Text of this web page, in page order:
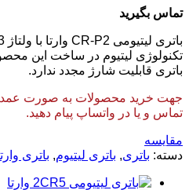
تماس بگیرید
تکنولوژی لیتیوم در ساخت این
باتری قابلیت شارژ مجدد ندارد.
جهت خرید محصولات به صورت
تماس و یا در واتساپ پیام دهید.
مقایسه
دسته: باتری, باتری لیتیوم, باتری